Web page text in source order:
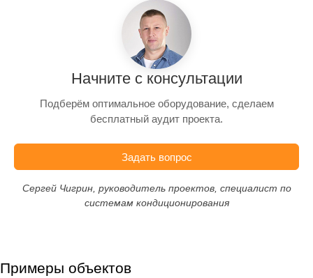
Начните с консультации
Подберём оптимальное оборудование, сделаем
бесплатный аудит проекта.
Задать вопрос
Сергей Чигрин, руководитель проектов, специалист по
системам кондиционирования
Примеры объектов